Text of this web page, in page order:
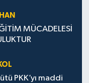
MÜCADELESİ
PKK’yı maddi